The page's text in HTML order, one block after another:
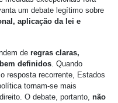
um debate legítimo sobre
aplicação da lei e
de regras claras,
definidos. Quando
resposta recorrente, Estados
tornam-se mais
O debate, portanto, não